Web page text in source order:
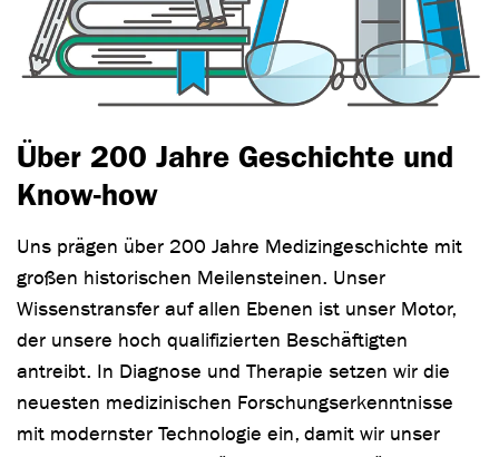
Über 200 Jahre Geschichte und
Know-how
Uns prägen über 200 Jahre Medizingeschichte mit
großen historischen Meilensteinen. Unser
Wissenstransfer auf allen Ebenen ist unser Motor,
der unsere hoch qualifizierten Beschäftigten
antreibt. In Diagnose und Therapie setzen wir die
neuesten medizinischen Forschungserkenntnisse
mit modernster Technologie ein, damit wir unser